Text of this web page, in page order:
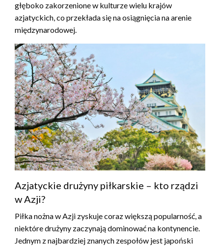
głęboko zakorzenione w kulturze wielu krajów
azjatyckich, co przekłada się na osiągnięcia na arenie
międzynarodowej.
Azjatyckie drużyny piłkarskie – kto rządzi
w Azji?
Piłka nożna w Azji zyskuje coraz większą popularność, a
niektóre drużyny zaczynają dominować na kontynencie.
Jednym z najbardziej znanych zespołów jest japoński